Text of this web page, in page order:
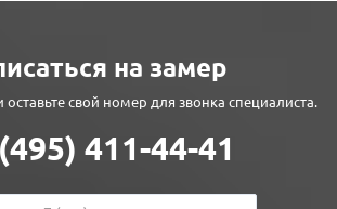
на замер
свой номер для звонка специалиста.
411-44-41